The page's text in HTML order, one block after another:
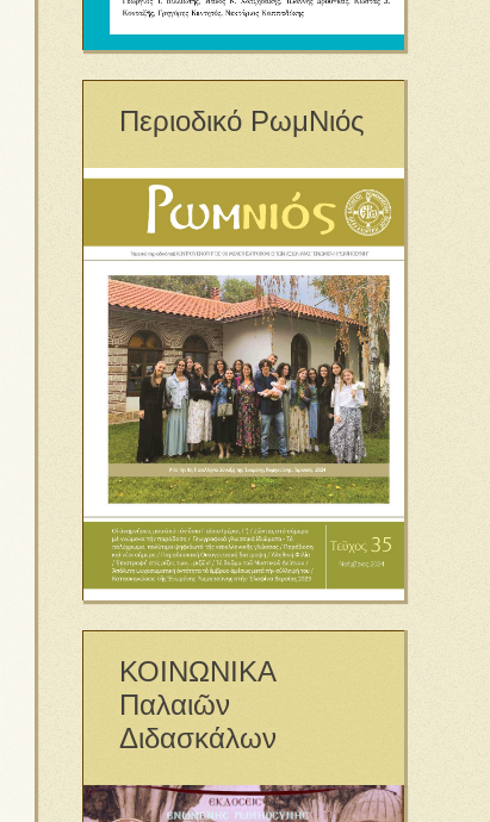
Περιοδικό ΡωμΝιός
ΚΟΙΝΩΝΙΚΑ
Παλαιῶν
Διδασκάλων